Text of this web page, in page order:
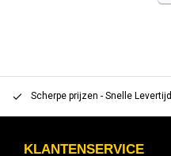
Scherpe prijzen - Snelle
KLANTENSERVICE